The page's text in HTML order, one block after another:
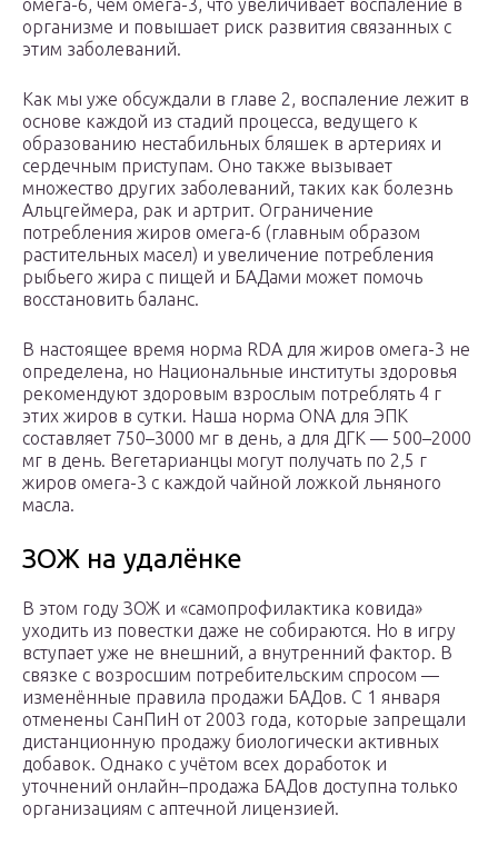
омега-6, чем омега-3, что увеличивает воспаление в
организме и повышает риск развития связанных с
этим заболеваний.
Как мы уже обсуждали в главе 2, воспаление лежит в
основе каждой из стадий процесса, ведущего к
образованию нестабильных бляшек в артериях и
сердечным приступам. Оно также вызывает
множество других заболеваний, таких как болезнь
Альцгеймера, рак и артрит. Ограничение
потребления жиров омега-6 (главным образом
растительных масел) и увеличение потребления
рыбьего жира с пищей и БАДами может помочь
восстановить баланс.
В настоящее время норма RDA для жиров омега-3 не
определена, но Национальные институты здоровья
рекомендуют здоровым взрослым потреблять 4 г
этих жиров в сутки. Наша норма ONA для ЭПК
составляет 750–3000 мг в день, а для ДГК — 500–2000
мг в день. Вегетарианцы могут получать по 2,5 г
жиров омега-3 с каждой чайной ложкой льняного
масла.
ЗОЖ на удалёнке
В этом году ЗОЖ и «самопрофилактика ковида»
уходить из повестки даже не собираются. Но в игру
вступает уже не внешний, а внутренний фактор. В
связке с возросшим потребительским спросом —
изменённые правила продажи БАДов. С 1 января
отменены СанПиН от 2003 года, которые запрещали
дистанционную продажу биологически активных
добавок. Однако с учётом всех доработок и
уточнений онлайн–продажа БАДов доступна только
организациям с аптечной лицензией.